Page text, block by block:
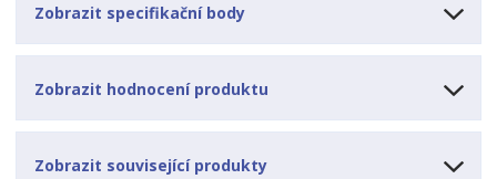
Zobrazit specifikační body
Zobrazit hodnocení produktu
Zobrazit související produkty